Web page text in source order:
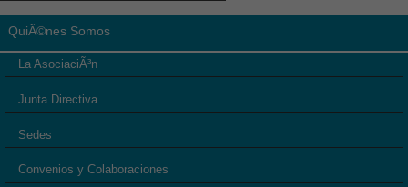
QuiÃ©nes Somos
La AsociaciÃ³n
Junta Directiva
Sedes
Convenios y Colaboraciones